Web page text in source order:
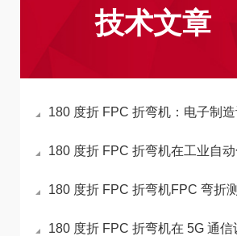
技术文章
180 度折 FPC 折弯机：电子制造设备的升级换代
180 度折 FPC 折弯机在工业自动化电子设备中的
180 度折 FPC 折弯机FPC 弯折测试技术新
180 度折 FPC 折弯机在 5G 通信设备生产中的应